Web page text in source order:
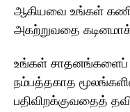
ஆகியவை உங்கள்
அகற்றுவதை
உங்கள் சாதனங்களைப்
நம்பத்தகாத
பதிவிறக்குவதைத்